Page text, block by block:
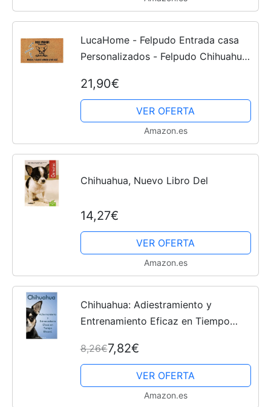
LucaHome - Felpudo Entrada casa
Personalizados - Felpudo Chihuahua
hogar - Regalos Originales -
Alfombra 40x70cm
21,90€
VER OFERTA
Amazon.es
Chihuahua, Nuevo Libro Del
14,27€
VER OFERTA
Amazon.es
Chihuahua: Adiestramiento y
Entrenamiento Eficaz en Tiempo
8,26€7,82€
VER OFERTA
Amazon.es